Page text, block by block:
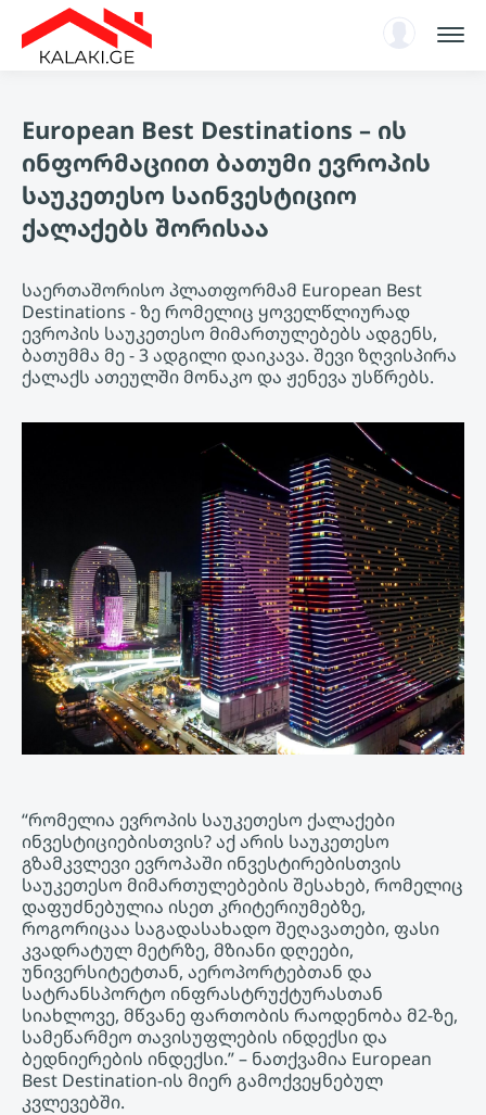
ენციკლოპედია
ახალი ამბები, ანალიტიკა
ავტორიზაცია
KA
European Best Destinations – ის
ინფორმაციით ბათუმი ევროპის
საუკეთესო საინვესტიციო
ქალაქებს შორისაა
საერთაშორისო პლათფორმამ European Best
Destinations - ზე რომელიც ყოველწლიურად
ევროპის საუკეთესო მიმართულებებს ადგენს,
ბათუმმა მე - 3 ადგილი დაიკავა. შევი ზღვისპირა
ქალაქს ათეულში მონაკო და ჟენევა უსწრებს.
“რომელია ევროპის საუკეთესო ქალაქები
ინვესტიციებისთვის? აქ არის საუკეთესო
გზამკვლევი ევროპაში ინვესტირებისთვის
საუკეთესო მიმართულებების შესახებ, რომელიც
დაფუძნებულია ისეთ კრიტერიუმებზე,
როგორიცაა საგადასახადო შეღავათები, ფასი
კვადრატულ მეტრზე, მზიანი დღეები,
უნივერსიტეტთან, აეროპორტებთან და
სატრანსპორტო ინფრასტრუქტურასთან
სიახლოვე, მწვანე ფართობის რაოდენობა მ2-ზე,
სამეწარმეო თავისუფლების ინდექსი და
ბედნიერების ინდექსი.” – ნათქვამია European
Best Destination-ის მიერ გამოქვეყნებულ
კვლევებში.